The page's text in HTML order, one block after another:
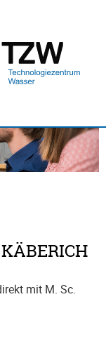
mit M. Sc.